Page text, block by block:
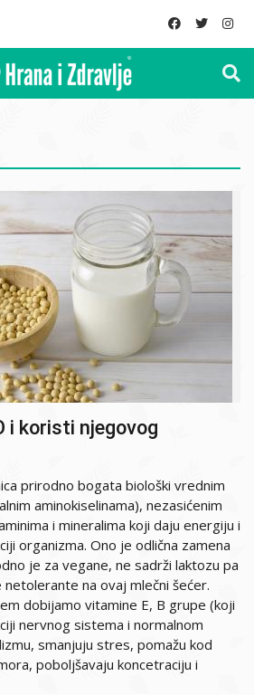
i koristi njegovog
prirodno bogata biološki vrednim
aminokiselinama), nezasićenim
i mineralima koji daju energiju i
organizma. Ono je odlična zamena
je za vegane, ne sadrži laktozu pa
na ovaj mlečni šećer.
dobijamo vitamine E, B grupe (koji
nervnog sistema i normalnom
smanjuju stres, pomažu kod
poboljšavaju koncetraciju i